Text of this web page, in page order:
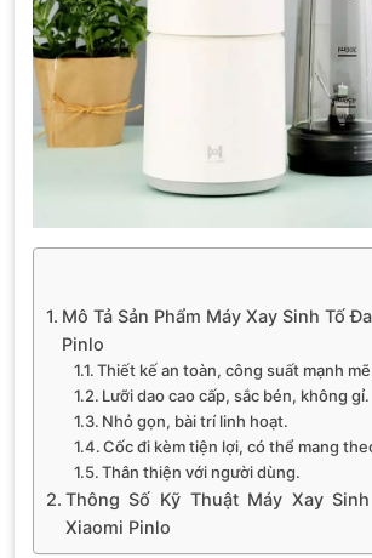
Mô Tả Sản Phẩm Máy Xay Sinh Tố
Pinlo
Thiết kế an toàn, công suất mạnh
Lưỡi dao cao cấp, sắc bén, không gỉ.
Nhỏ gọn, bài trí linh hoạt.
Cốc đi kèm tiện lợi, có thể mang
Thân thiện với người dùng.
Thông Số Kỹ Thuật Máy Xay
Xiaomi Pinlo